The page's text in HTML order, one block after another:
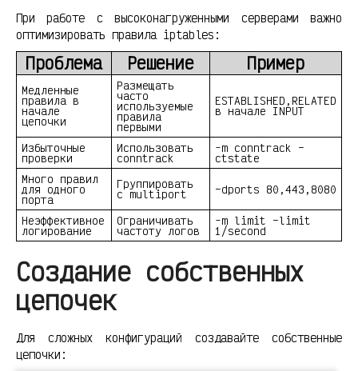
При работе с высоконагруженными серверами важно
оптимизировать правила iptables:
Проблема Решение Пример
Медленные
правила в
начале
цепочки
Размещать
часто
используемые
правила
первыми
ESTABLISHED,RELATED
в начале INPUT
Избыточные
проверки
Использовать
conntrack
-m conntrack –
ctstate
Много правил
для одного
порта
Группировать
с multiport –dports 80,443,8080
Неэффективное
логирование
Ограничивать
частоту логов
-m limit –limit
1/second
Создание собственных
цепочек
Для сложных конфигураций создавайте собственные
цепочки: